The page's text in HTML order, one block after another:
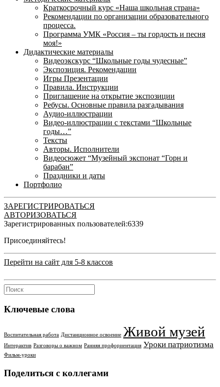
Краткосрочный курс «Наша школьная страна»
Рекомендации по организации образовательного
процесса.
Программа УМК «Россия – ты гордость и песня
моя!»
Дидактические материалы
Видеоэкскурс “Школьные годы чудесные”
Экспозиция. Рекомендации
Игры Презентации
Правила. Инструкции
Приглашение на открытие экспозиции
Ребусы. Основные правила разгадывания
Аудио-иллюстрации
Видео-иллюстрации с текстами “Школьные
годы…”
Тексты
Авторы. Исполнители
Видеосюжет “Музейный экспонат “Горн и
барабан”
Праздники и даты
Портфолио
ЗАРЕГИСТРИРОВАТЬСЯ
АВТОРИЗОВАТЬСЯ
Зарегистрированных пользователей:6339
Присоединяйтесь!
Перейти на сайт для 5-8 классов
Ключевые слова
Воспитательная работа Дистанционное освоение Живой музей
Интерактив Разговоры о важном Ранняя профориентация Уроки патриотизма
Фильм-уроки
Поделиться с коллегами